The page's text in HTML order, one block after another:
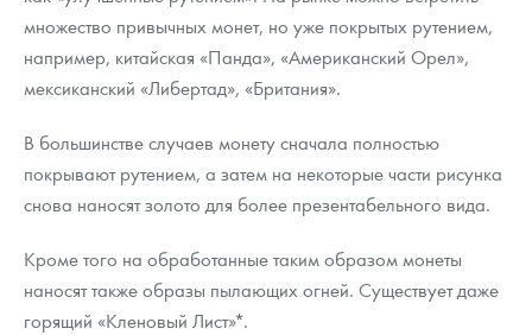
множество привычных монет, но уже покрытых рутением,
например, китайская «Панда», «Американский Орел»,
мексиканский «Либертад», «Британия».
В большинстве случаев монету сначала полностью
покрывают рутением, а затем на некоторые части рисунка
снова наносят золото для более презентабельного вида.
Кроме того на обработанные таким образом монеты
наносят также образы пылающих огней. Существует даже
горящий «Кленовый Лист»*.